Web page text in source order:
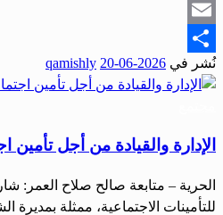
Snapchat
Email
Share
نُشر في 2026-06-20
qamishly
الإدارة والقيادة من أجل
الحرية – متابعة صالح صلاح العمر:
للتأمينات الاجتماعية، ممثلة بمديرة